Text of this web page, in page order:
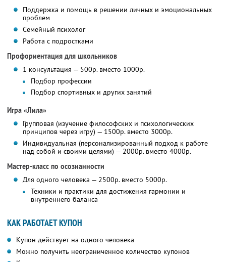
Поддержка и помощь в решении личных и эмоциональных
проблем
Семейный психолог
Работа с подростками
Профориентация для школьников
1 консультация — 500р. вместо 1000р.
Подбор профессии
Подбор спортивных и других занятий
Игра «Лила»
Групповая (изучение философских и психологических
принципов через игру) — 1500р. вместо 3000р.
Индивидуальная (персонализированный подход к работе
над собой и своими целями) — 2000р. вместо 4000р.
Мастер-класс по осознанности
Для одного человека — 2500р. вместо 5000р.
Техники и практики для достижения гармонии и
внутреннего баланса
КАК РАБОТАЕТ КУПОН
Купон действует на одного человека
Можно получить неограниченное количество купонов